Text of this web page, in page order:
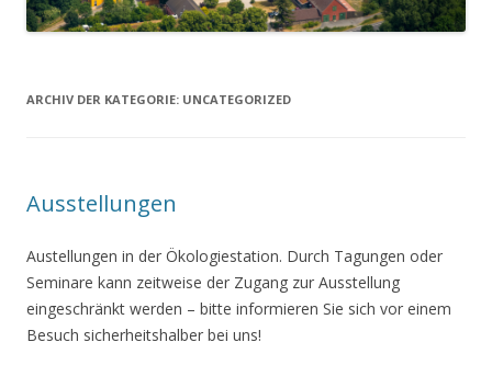
ARCHIV DER KATEGORIE: UNCATEGORIZED
Ausstellungen
Austellungen in der Ökologiestation. Durch Tagungen oder
Seminare kann zeitweise der Zugang zur Ausstellung
eingeschränkt werden – bitte informieren Sie sich vor einem
Besuch sicherheitshalber bei uns!